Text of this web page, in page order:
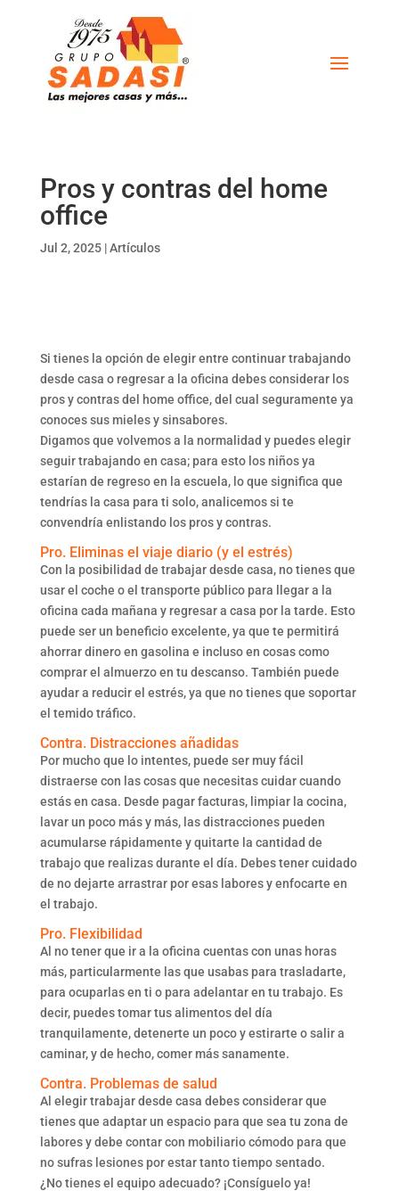
Pros y contras del home
office
Jul 2, 2025|Artículos
Si tienes la opción de elegir entre continuar trabajando
desde casa o regresar a la oficina debes considerar los
pros y contras del home office, del cual seguramente ya
conoces sus mieles y sinsabores.
Digamos que volvemos a la normalidad y puedes elegir
seguir trabajando en casa; para esto los niños ya
estarían de regreso en la escuela, lo que significa que
tendrías la casa para ti solo, analicemos si te
convendría enlistando los pros y contras.
Pro. Eliminas el viaje diario (y el estrés)
Con la posibilidad de trabajar desde casa, no tienes que
usar el coche o el transporte público para llegar a la
oficina cada mañana y regresar a casa por la tarde. Esto
puede ser un beneficio excelente, ya que te permitirá
ahorrar dinero en gasolina e incluso en cosas como
comprar el almuerzo en tu descanso. También puede
ayudar a reducir el estrés, ya que no tienes que soportar
el temido tráfico.
Contra. Distracciones añadidas
Por mucho que lo intentes, puede ser muy fácil
distraerse con las cosas que necesitas cuidar cuando
estás en casa. Desde pagar facturas, limpiar la cocina,
lavar un poco más y más, las distracciones pueden
acumularse rápidamente y quitarte la cantidad de
trabajo que realizas durante el día. Debes tener cuidado
de no dejarte arrastrar por esas labores y enfocarte en
el trabajo.
Pro. Flexibilidad
Al no tener que ir a la oficina cuentas con unas horas
más, particularmente las que usabas para trasladarte,
para ocuparlas en ti o para adelantar en tu trabajo. Es
decir, puedes tomar tus alimentos del día
tranquilamente, detenerte un poco y estirarte o salir a
caminar, y de hecho, comer más sanamente.
Contra. Problemas de salud
Al elegir trabajar desde casa debes considerar que
tienes que adaptar un espacio para que sea tu zona de
labores y debe contar con mobiliario cómodo para que
no sufras lesiones por estar tanto tiempo sentado.
¿No tienes el equipo adecuado? ¡Consíguelo ya!